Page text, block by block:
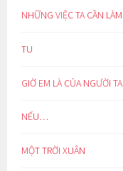
NHỮNG VIỆC TA CẦN
TU
GIỜ EM LÀ CỦA NGƯỜI TA
NẾU…
MỘT TRỜI XUÂN